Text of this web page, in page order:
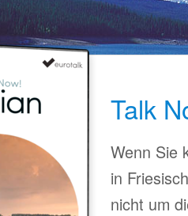
Talk
Wenn Sie
in
nicht um